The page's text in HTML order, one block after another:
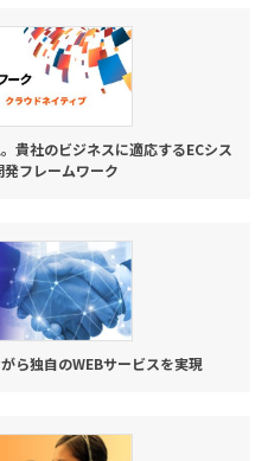
貴社のビジネスに適応するECシス
フレームワーク
ら独自のWEBサービスを実現